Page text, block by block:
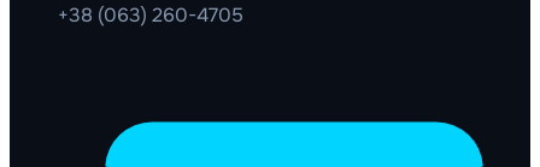
+38 (063) 260-4705